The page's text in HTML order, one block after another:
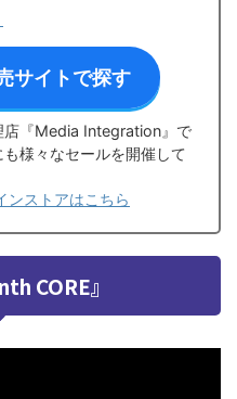
サイトで探す
店『Media Integration』で
様々なセールを開催して
ストアはこちら
CORE』